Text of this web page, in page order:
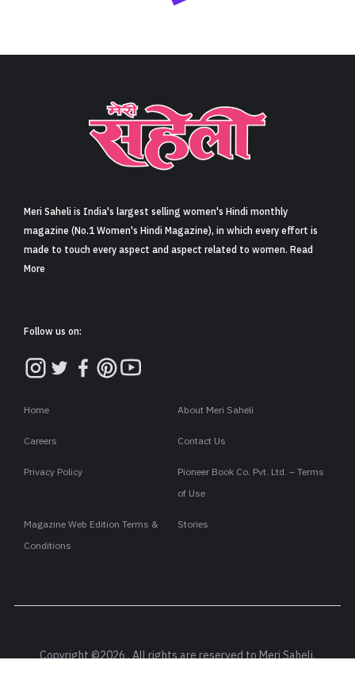
Meri Saheli is India's largest selling women's Hindi monthly
magazine (No.1 Women's Hindi Magazine), in which every effort is
made to touch every aspect and aspect related to women. Read
More
Follow us on:
Home About Meri Saheli
Careers Contact Us
Privacy Policy
Pioneer Book Co. Pvt. Ltd. – Terms
of Use
Magazine Web Edition Terms &
Conditions
Stories
Copyright ©2026 . All rights are reserved to Meri Saheli.